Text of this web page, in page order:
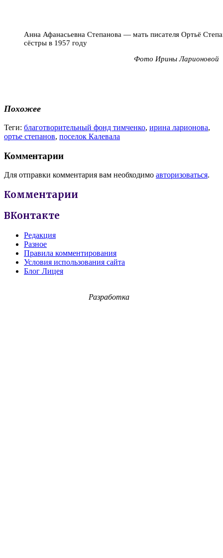
Анна Афанасьевна Степанова — мать писателя Ортьё
сёстры в 1957 году
Фото Ирины Ларионовой
Похожее
Теги: благотворительный фонд тимченко, ирина ларионова,
ортье степанов, поселок Калевала
Комментарии
Для отправки комментария вам необходимо авторизоваться.
Комментарии
ВКонтакте
Редакция
Разное
Правила комментирования
Условия использования сайта
Блог Лицея
Разработка